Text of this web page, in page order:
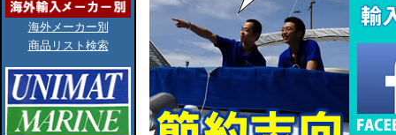
海外メーカー別
商品リスト検索